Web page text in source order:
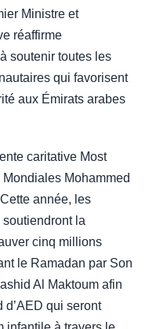
Ministre et
réaffirme
soutenir toutes les
qui favorisent
aux Émirats arabes
caritative Most
Mohammed
année, les
la
cinq millions
le Ramadan par Son
Al Maktoum afin
qui seront